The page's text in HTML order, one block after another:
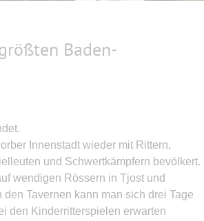
Baden-
Innenstadt wieder mit Rittern,
und Schwertkämpfern bevölkert.
wendigen Rössern in Tjost und
den Tavernen kann man sich drei Tage
den Kinderritterspielen erwarten